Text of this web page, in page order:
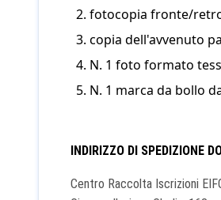
fotocopia fronte/
copia dell'avvenuto
N. 1 foto formato
N. 1 marca da bollo
INDIRIZZO DI SPEDIZIONE
Centro Raccolta Iscrizioni